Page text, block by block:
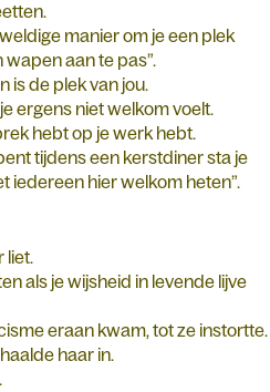
manier om je een plek
aan te pas”.
is de plek van jou.
ergens niet welkom voelt.
hebt op je werk hebt.
tijdens een kerstdiner sta je
iedereen hier welkom heten”.
liet.
als je wijsheid in levende lijve
eraan kwam, tot ze instortte.
haar in.